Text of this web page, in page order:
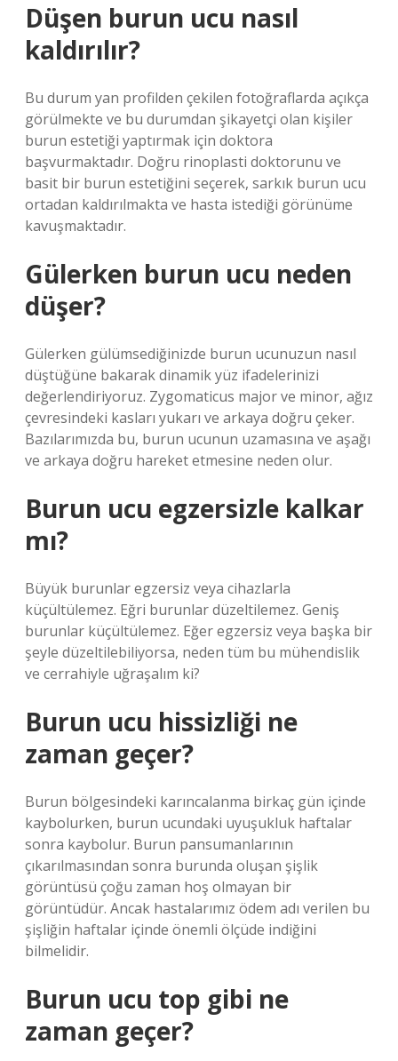
Düşen burun ucu nasıl
kaldırılır?
Bu durum yan profilden çekilen fotoğraflarda açıkça
görülmekte ve bu durumdan şikayetçi olan kişiler
burun estetiği yaptırmak için doktora
başvurmaktadır. Doğru rinoplasti doktorunu ve
basit bir burun estetiğini seçerek, sarkık burun ucu
ortadan kaldırılmakta ve hasta istediği görünüme
kavuşmaktadır.
Gülerken burun ucu neden
düşer?
Gülerken gülümsediğinizde burun ucunuzun nasıl
düştüğüne bakarak dinamik yüz ifadelerinizi
değerlendiriyoruz. Zygomaticus major ve minor, ağız
çevresindeki kasları yukarı ve arkaya doğru çeker.
Bazılarımızda bu, burun ucunun uzamasına ve aşağı
ve arkaya doğru hareket etmesine neden olur.
Burun ucu egzersizle kalkar
mı?
Büyük burunlar egzersiz veya cihazlarla
küçültülemez. Eğri burunlar düzeltilemez. Geniş
burunlar küçültülemez. Eğer egzersiz veya başka bir
şeyle düzeltilebiliyorsa, neden tüm bu mühendislik
ve cerrahiyle uğraşalım ki?
Burun ucu hissizliği ne
zaman geçer?
Burun bölgesindeki karıncalanma birkaç gün içinde
kaybolurken, burun ucundaki uyuşukluk haftalar
sonra kaybolur. Burun pansumanlarının
çıkarılmasından sonra burunda oluşan şişlik
görüntüsü çoğu zaman hoş olmayan bir
görüntüdür. Ancak hastalarımız ödem adı verilen bu
şişliğin haftalar içinde önemli ölçüde indiğini
bilmelidir.
Burun ucu top gibi ne
zaman geçer?